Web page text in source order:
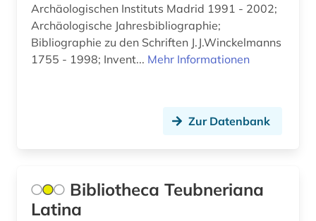
Archäologischen Instituts Madrid 1991 - 2002;
Archäologische Jahresbibliographie;
Bibliographie zu den Schriften J.J.Winckelmanns
1755 - 1998; Invent... Mehr Informationen
Zur Datenbank
Bibliotheca Teubneriana
Latina